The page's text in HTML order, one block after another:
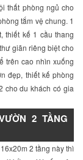
thất phòng ngủ cho
tắm vệ chung. 1
thiết kế 1 cầu thang
giãn riêng biệt cho
trên cao nhìn xuống
đẹp, thiết kế phòng
cho du khách có gia
2 TẦNG
2 tầng này thì